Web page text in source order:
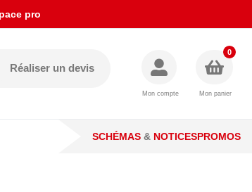
pro
Réaliser un devis
Mon compte Mon panier
0
SCHÉMAS & NOTICESPROMOS